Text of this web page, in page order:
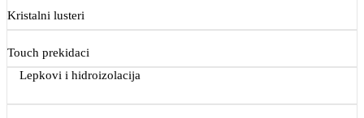
Kristalni lusteri
Touch prekidaci
Lepkovi i hidroizolacija